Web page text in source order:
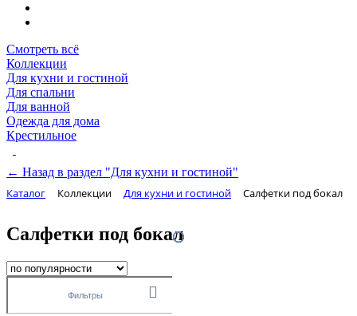
Смотреть всё
Коллекции
Для кухни и гостиной
Для спальни
Для ванной
Одежда для дома
Крестильное
← Назад в раздел "Для кухни и гостиной"
Каталог Коллекции Для кухни и гостиной Салфетки под бокал
Салфетки под бокал
Фильтры